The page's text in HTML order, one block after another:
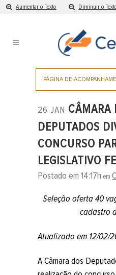
Aumentar o Texto Diminuir o
PÁGINA DE
26 JAN CÂMARA
DEPUTADOS
CONCURSO
LEGISLATIVO
Postado em 14:17h em
Seleção oferta 40
cadastro
Atualizado em 12/02/
A Câmara dos